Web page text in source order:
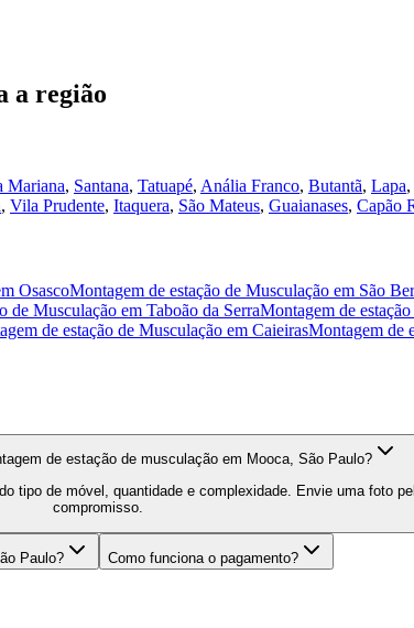
a região
Mariana, Santana, Tatuapé, Anália Franco, Butantã, Lapa,
, Vila Prudente, Itaquera, São Mateus, Guaianases, Capão
OsascoMontagem de estação de Musculação em São
de Musculação em Taboão da SerraMontagem de
de estação de Musculação em CaieirasMontagem de
de estação de musculação em Mooca, São Paulo?
tipo de móvel, quantidade e complexidade. Envie uma foto
compromisso.
Paulo? Como funciona o pagamento?